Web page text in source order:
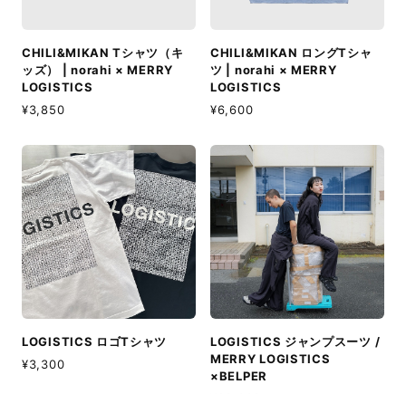
CHILI&MIKAN Tシャツ（キ
ッズ） | norahi × MERRY
LOGISTICS
¥3,850
CHILI&MIKAN ロングTシャ
ツ | norahi × MERRY
LOGISTICS
¥6,600
LOGISTICS ロゴTシャツ
¥3,300
LOGISTICS ジャンプスーツ /
MERRY LOGISTICS
×BELPER